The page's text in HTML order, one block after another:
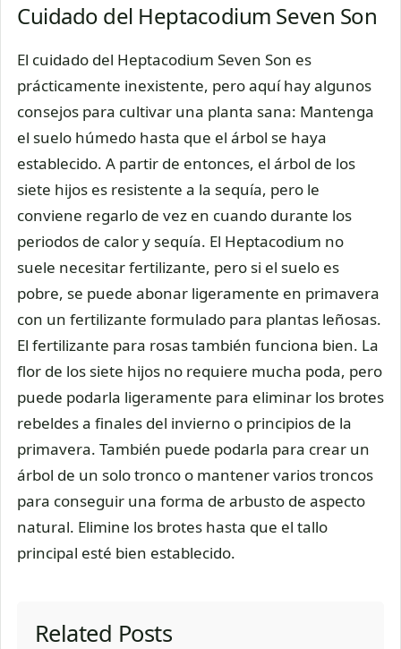
Cuidado del Heptacodium Seven Son
El cuidado del Heptacodium Seven Son es
prácticamente inexistente, pero aquí hay algunos
consejos para cultivar una planta sana: Mantenga
el suelo húmedo hasta que el árbol se haya
establecido. A partir de entonces, el árbol de los
siete hijos es resistente a la sequía, pero le
conviene regarlo de vez en cuando durante los
periodos de calor y sequía. El Heptacodium no
suele necesitar fertilizante, pero si el suelo es
pobre, se puede abonar ligeramente en primavera
con un fertilizante formulado para plantas leñosas.
El fertilizante para rosas también funciona bien. La
flor de los siete hijos no requiere mucha poda, pero
puede podarla ligeramente para eliminar los brotes
rebeldes a finales del invierno o principios de la
primavera. También puede podarla para crear un
árbol de un solo tronco o mantener varios troncos
para conseguir una forma de arbusto de aspecto
natural. Elimine los brotes hasta que el tallo
principal esté bien establecido.
Related Posts